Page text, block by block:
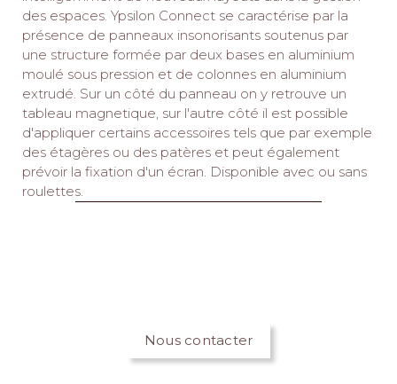
des espaces.‎ Ypsilon Connect se caractérise par la
présence de panneaux insonorisants soutenus par
une structure formée par deux bases en aluminium
moulé sous pression et de colonnes en aluminium
extrudé.‎ Sur un côté du panneau on y retrouve un
tableau magnetique, sur l'autre côté il est possible
d'appliquer certains accessoires tels que par exemple
des étagères ou des patères et peut également
prévoir la fixation d'un écran.‎ Disponible avec ou sans
roulettes.‎
Nous contacter